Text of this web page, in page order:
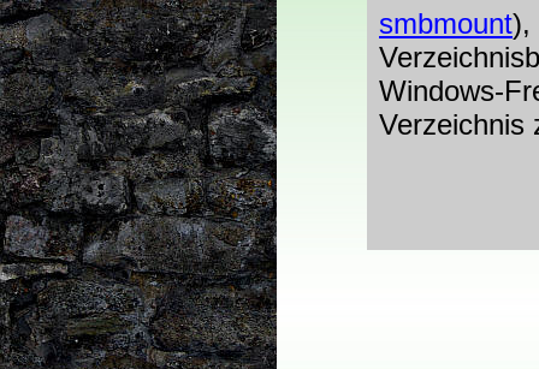
smbmount),
Windows-
Verzeichnis